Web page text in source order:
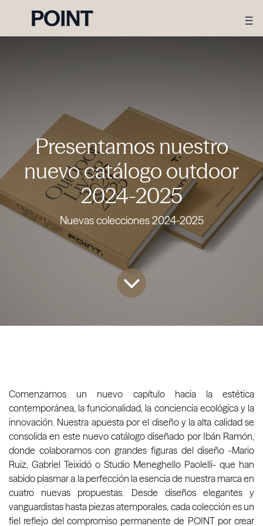
Presentamos nuestro
nuevo catálogo outdoor
2024-2025
Nuevas colecciones 2024-2025
Comenzamos un nuevo capítulo hacia la estética
contemporánea, la funcionalidad, la conciencia ecológica y la
innovación. Nuestra apuesta por el diseño y la alta calidad se
consolida en este nuevo catálogo diseñado por Ibán Ramón,
donde colaboramos con grandes figuras del diseño -Mario
Ruiz, Gabriel Teixidó o Studio Meneghello Paolelli- que han
sabido plasmar a la perfección la esencia de nuestra marca en
cuatro nuevas propuestas. Desde diseños elegantes y
vanguardistas hasta piezas atemporales, cada colección es un
fiel reflejo del compromiso permanente de POINT por crear